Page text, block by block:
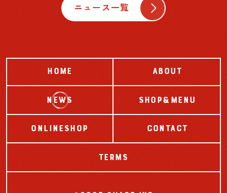
ニュース一覧
HOME ABOUT
NEWS SHOP&MENU
ONLINESHOP CONTACT
TERMS